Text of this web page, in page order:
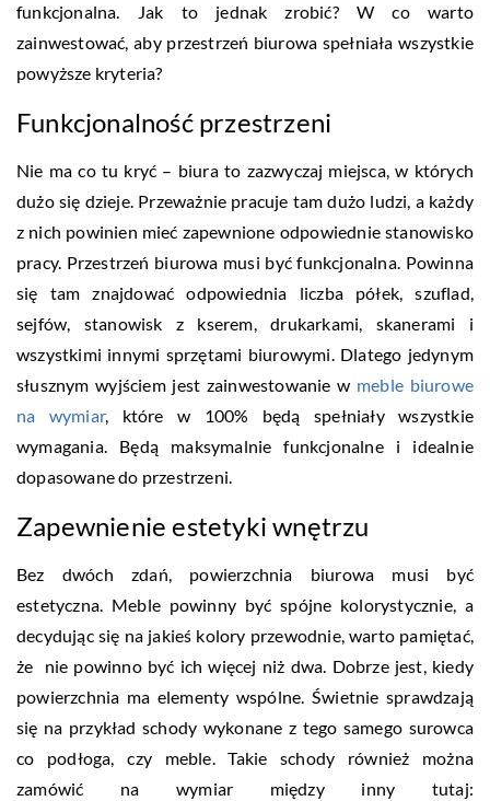
funkcjonalna. Jak to jednak zrobić? W co warto
zainwestować, aby przestrzeń biurowa spełniała wszystkie
powyższe kryteria?
Funkcjonalność przestrzeni
Nie ma co tu kryć – biura to zazwyczaj miejsca, w których
dużo się dzieje. Przeważnie pracuje tam dużo ludzi, a każdy
z nich powinien mieć zapewnione odpowiednie stanowisko
pracy. Przestrzeń biurowa musi być funkcjonalna. Powinna
się tam znajdować odpowiednia liczba półek, szuflad,
sejfów, stanowisk z kserem, drukarkami, skanerami i
wszystkimi innymi sprzętami biurowymi. Dlatego jedynym
słusznym wyjściem jest zainwestowanie w meble biurowe
na wymiar, które w 100% będą spełniały wszystkie
wymagania. Będą maksymalnie funkcjonalne i idealnie
dopasowane do przestrzeni.
Zapewnienie estetyki wnętrzu
Bez dwóch zdań, powierzchnia biurowa musi być
estetyczna. Meble powinny być spójne kolorystycznie, a
decydując się na jakieś kolory przewodnie, warto pamiętać,
że nie powinno być ich więcej niż dwa. Dobrze jest, kiedy
powierzchnia ma elementy wspólne. Świetnie sprawdzają
się na przykład schody wykonane z tego samego surowca
co podłoga, czy meble. Takie schody również można
zamówić na wymiar między inny tutaj: